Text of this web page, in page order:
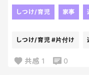
息子のほうが大人
これが毎日続いて
ど
やってくれるなら
間違ってない、と横
しつけ/育児 家事
しつけ/育児 #片付け
共感 1 0